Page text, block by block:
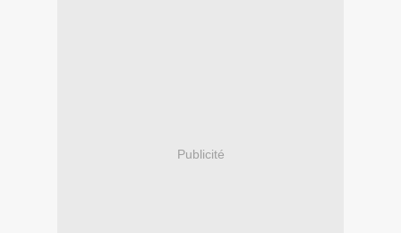
Publicité